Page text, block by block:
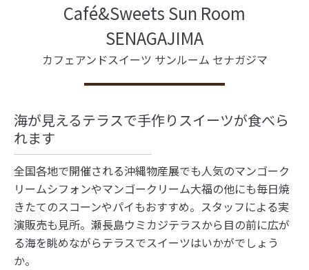
Café&Sweets Sun Room
SENAGAJIMA
カフェアンドスイーツ サンルーム セナガジマ
海が見えるテラスで手作りスイーツが食べら
れます
全国各地で開催される沖縄物産展でも人気のマンゴーク
リームシフォンやマンゴークリーム大福の他にも毎日焼
きたてのスコーンやパイもおすすめ。スタッフによる実
演販売も見所。瀬長島ウミカジテラスから目の前に広が
る海を眺めながらテラスでスイーツはいかがでしょう
か。